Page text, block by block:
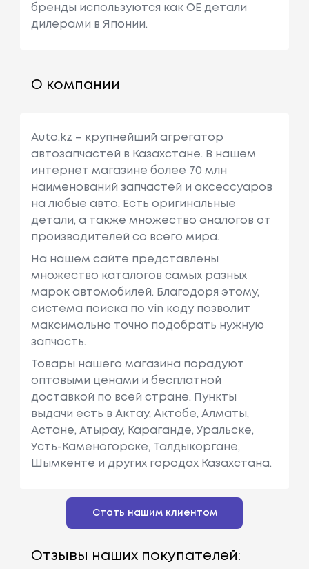
бренды используются как ОЕ детали
дилерами в Японии.
О компании
Auto.kz – крупнейший агрегатор
автозапчастей в Казахстане. В нашем
интернет магазине более 70 млн
наименований запчастей и аксессуаров
на любые авто. Есть оригинальные
детали, а также множество аналогов от
производителей со всего мира.
На нашем сайте представлены
множество каталогов самых разных
марок автомобилей. Благодоря этому,
система поиска по vin коду позволит
максимально точно подобрать нужную
запчасть.
Товары нашего магазина порадуют
оптовыми ценами и бесплатной
доставкой по всей стране. Пункты
выдачи есть в Актау, Актобе, Алматы,
Астане, Атырау, Караганде, Уральске,
Усть-Каменогорске, Талдыкоргане,
Шымкенте и других городах Казахстана.
Стать нашим клиентом
Отзывы наших покупателей: